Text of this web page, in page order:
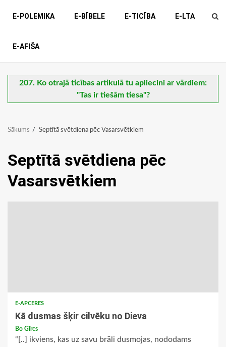
E-POLEMIKA E-BĪBELE E-TICĪBA E-LTA
E-AFIŠA
207. Ko otrajā ticības artikulā tu apliecini ar vārdiem:
"Tas ir tiešām tiesa"?
Sākums Septītā svētdiena pēc Vasarsvētkiem
Septītā svētdiena pēc
Vasarsvētkiem
E-APCERES
Kā dusmas šķir cilvēku no Dieva
Bo Gīrcs
“[..] ikviens, kas uz savu brāli dusmojas, nododams